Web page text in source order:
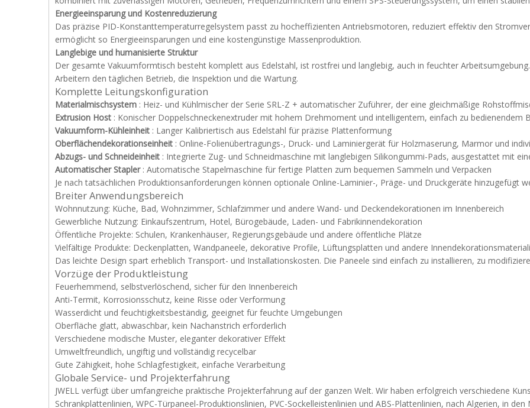
Energieeinsparung und Kostenreduzierung
Das präzise PID-Konstanttemperaturregelsystem passt zu hocheffizienten Antriebsmotoren, reduziert effektiv den
ermöglicht so Energieeinsparungen und eine kostengünstige Massenproduktion.
Langlebige und humanisierte Struktur
Der gesamte Vakuumformtisch besteht komplett aus Edelstahl, ist rostfrei und langlebig, auch in feuchter
Arbeitern den täglichen Betrieb, die Inspektion und die Wartung.
Komplette Leitungskonfiguration
Materialmischsystem : Heiz- und Kühlmischer der Serie SRL-Z + automatischer Zuführer, der eine gleichmäßige
Extrusion Host : Konischer Doppelschneckenextruder mit hohem Drehmoment und intelligentem, einfach zu bedienendem
Vakuumform-Kühleinheit : Langer Kalibriertisch aus Edelstahl für präzise Plattenformung
Oberflächendekorationseinheit : Online-Folienübertragungs-, Druck- und Laminiergerät für Holzmaserung, Marmor und
Abzugs- und Schneideinheit : Integrierte Zug- und Schneidmaschine mit langlebigen Silikongummi-Pads, ausgestattet mit
Automatischer Stapler : Automatische Stapelmaschine für fertige Platten zum bequemen Sammeln und Verpacken
Je nach tatsächlichen Produktionsanforderungen können optionale Online-Laminier-, Präge- und Druckgeräte hinzugefügt
Breiter Anwendungsbereich
Wohnnutzung: Küche, Bad, Wohnzimmer, Schlafzimmer und andere Wand- und Deckendekorationen im Innenbereich
Gewerbliche Nutzung: Einkaufszentrum, Hotel, Bürogebäude, Laden- und Fabrikinnendekoration
Öffentliche Projekte: Schulen, Krankenhäuser, Regierungsgebäude und andere öffentliche Plätze
Vielfältige Produkte: Deckenplatten, Wandpaneele, dekorative Profile, Lüftungsplatten und andere
Das leichte Design spart erheblich Transport- und Installationskosten. Die Paneele sind einfach zu installieren, zu
Vorzüge der Produktleistung
Feuerhemmend, selbstverlöschend, sicher für den Innenbereich
Anti-Termit, Korrosionsschutz, keine Risse oder Verformung
Wasserdicht und feuchtigkeitsbeständig, geeignet für feuchte Umgebungen
Oberfläche glatt, abwaschbar, kein Nachanstrich erforderlich
Verschiedene modische Muster, eleganter dekorativer Effekt
Umweltfreundlich, ungiftig und vollständig recycelbar
Gute Zähigkeit, hohe Schlagfestigkeit, einfache Verarbeitung
Globale Service- und Projekterfahrung
JWELL verfügt über umfangreiche praktische Projekterfahrung auf der ganzen Welt. Wir haben erfolgreich verschiedene
Schrankplattenlinien, WPC-Türpaneel-Produktionslinien, PVC-Sockelleistenlinien und ABS-Plattenlinien, nach Algerien, in